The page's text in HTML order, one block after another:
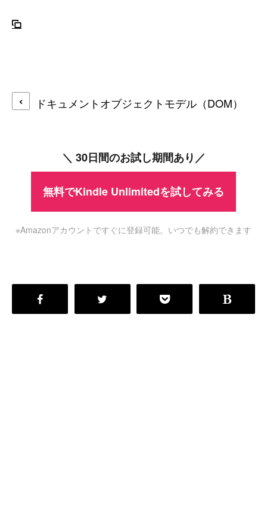
ドキュメントオブジェクトモデル（DOM）
＼ 30日間のお試し期間あり／
無料でKindle Unlimitedを試してみる
※Amazonアカウントですぐに登録可能。いつでも解約できます